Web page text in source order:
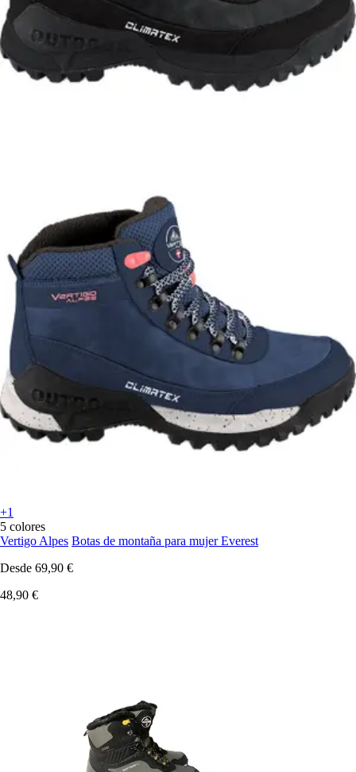
+1
5 colores
Vertigo Alpes Botas de montaña para mujer Everest
Desde 69,90 €
48,90 €